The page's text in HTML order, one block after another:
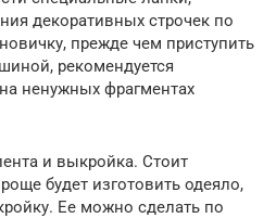
декоративных строчек по
прежде чем приступить
рекомендуется
ненужных фрагментах
и выкройка. Стоит
будет изготовить одеяло,
Ее можно сделать по